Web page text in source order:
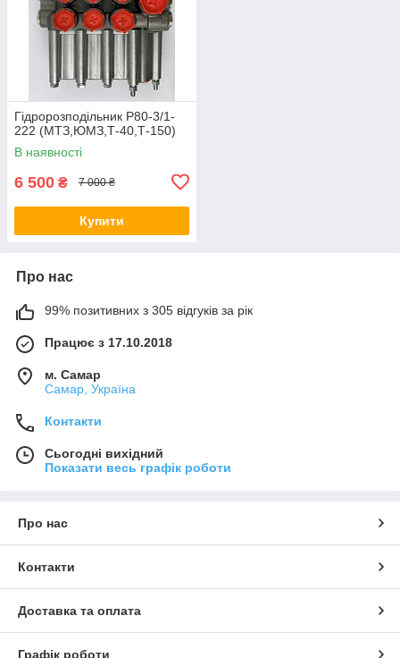
Гідророзподільник Р80-3/1-
222 (МТЗ,ЮМЗ,Т-40,Т-150)
В наявності
6 500 ₴ 7 000 ₴
Купити
Про нас
99% позитивних з 305 відгуків за рік
Працює з 17.10.2018
м. Самар
Самар, Україна
Контакти
Сьогодні вихідний
Показати весь графік роботи
Про нас
Контакти
Доставка та оплата
Графік роботи